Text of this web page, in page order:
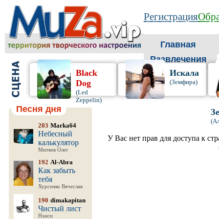
Регистрация
Главная
Развлечения
Black
Dog
(Led
Zeppelin)
Искала
(Земфира)
Песня дня
203 Marka64
Небесный
калькулятор
Митяев Олег
192 Al-Abra
Как забыть
тебя
Хурсенко Вячеслав
190 dimakapitan
Чистый лист
Нэнси
У Вас нет прав для доступа к